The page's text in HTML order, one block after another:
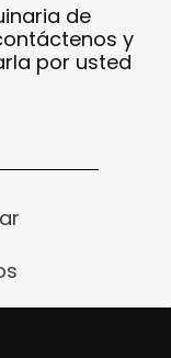
de
y
por usted